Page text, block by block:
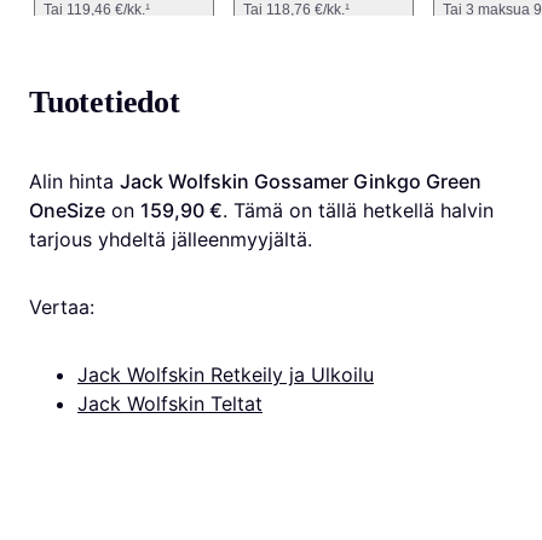
Tai 119,46 €/kk.¹ Tai 118,76 €/kk.¹ Tai 3 maksua
Tuotetiedot
Alin hinta Jack Wolfskin Gossamer Ginkgo Green
OneSize on 159,90 €. Tämä on tällä hetkellä halvin
tarjous yhdeltä jälleenmyyjältä.
Vertaa:
Jack Wolfskin Retkeily ja Ulkoilu
Jack Wolfskin Teltat